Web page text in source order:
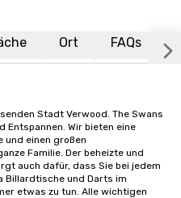
Ort FAQs
Stadt Verwood. The Swans
Entspannen. Wir bieten eine
und einen großen
Familie. Der beheizte und
auch dafür, dass Sie bei jedem
Billardtische und Darts im
etwas zu tun. Alle wichtigen